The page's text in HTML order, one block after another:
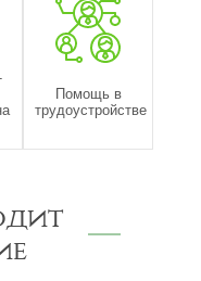
Помощь в
трудоустройстве